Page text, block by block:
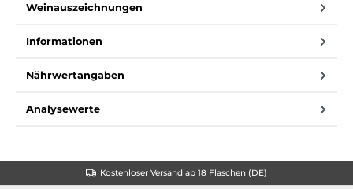
Weinauszeichnungen
Informationen
Nährwertangaben
Analysewerte
Kostenloser Versand ab 18 Flaschen (DE)